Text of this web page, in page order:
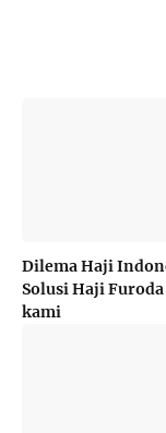
Dilema Haji
Solusi Haji
kami